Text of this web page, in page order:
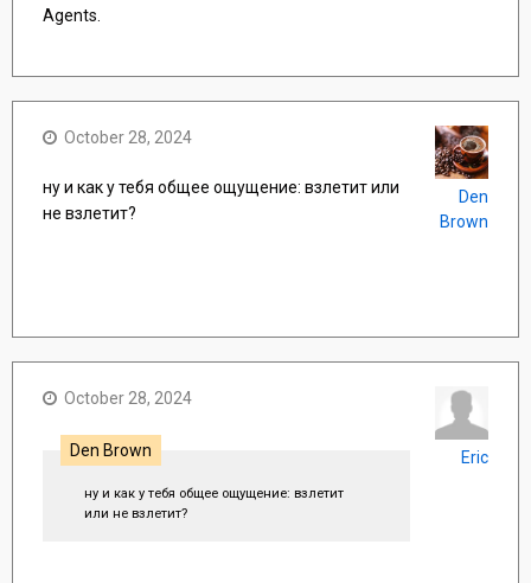
Agents.
October 28, 2024
ну и как у тебя общее ощущение: взлетит или
не взлетит?
Den
Brown
October 28, 2024
Den Brown
ну и как у тебя общее ощущение: взлетит
или не взлетит?
Eric